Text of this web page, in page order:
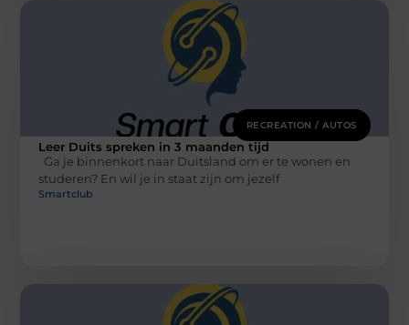
RECREATION / AUTOS
Leer Duits spreken in 3 maanden tijd
Ga je binnenkort naar Duitsland om er te wonen en
studeren? En wil je in staat zijn om jezelf
Smartclub